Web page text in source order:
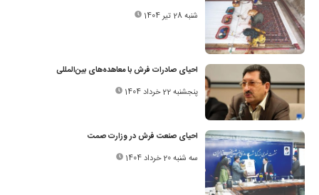
شنبه 28 تیر 1404
احیای صادرات فرش با معاهده‌های بین‌المللی
پنجشنبه 22 خرداد 1404
احیای صنعت فرش در وزارت صمت
سه شنبه 20 خرداد 1404